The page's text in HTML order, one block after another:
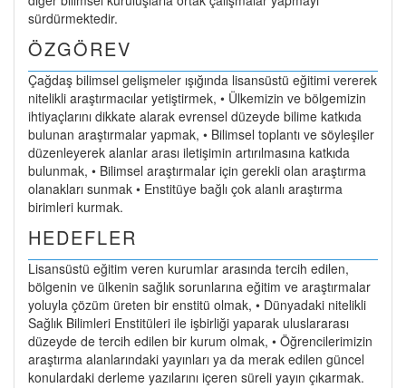
sürdürmektedir.
ÖZGÖREV
Çağdaş bilimsel gelişmeler ışığında lisansüstü eğitimi vererek
nitelikli araştırmacılar yetiştirmek, • Ülkemizin ve bölgemizin
ihtiyaçlarını dikkate alarak evrensel düzeyde bilime katkıda
bulunan araştırmalar yapmak, • Bilimsel toplantı ve söyleşiler
düzenleyerek alanlar arası iletişimin artırılmasına katkıda
bulunmak, • Bilimsel araştırmalar için gerekli olan araştırma
olanakları sunmak • Enstitüye bağlı çok alanlı araştırma
birimleri kurmak.
HEDEFLER
Lisansüstü eğitim veren kurumlar arasında tercih edilen,
bölgenin ve ülkenin sağlık sorunlarına eğitim ve araştırmalar
yoluyla çözüm üreten bir enstitü olmak, • Dünyadaki nitelikli
Sağlık Bilimleri Enstitüleri ile işbirliği yaparak uluslararası
düzeyde de tercih edilen bir kurum olmak, • Öğrencilerimizin
araştırma alanlarındaki yayınları ya da merak edilen güncel
konulardaki derleme yazılarını içeren süreli yayın çıkarmak.